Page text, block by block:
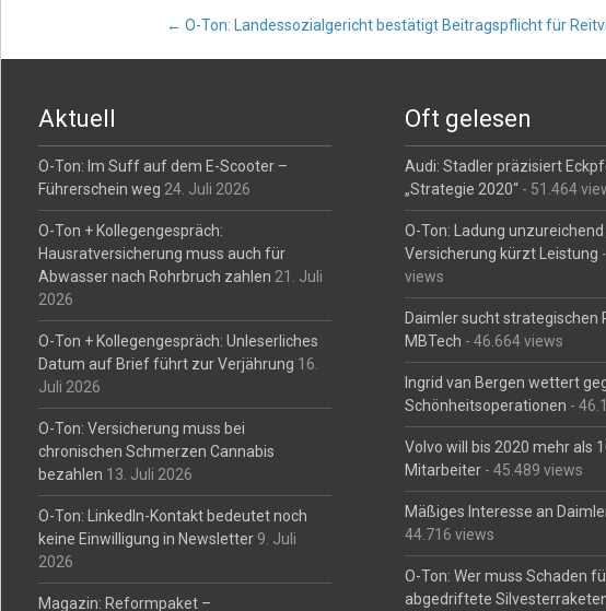
Post
navigation
← O-Ton: Landessozialgericht bestätigt Beitragspflicht für
Aktuell
O-Ton: Im Suff auf dem E-Scooter –
Führerschein weg 24. Juli 2026
O-Ton + Kollegengespräch:
Hausratversicherung muss auch für
Abwasser nach Rohrbruch zahlen 21. Juli
2026
O-Ton + Kollegengespräch: Unleserliches
Datum auf Brief führt zur Verjährung 16.
Juli 2026
O-Ton: Versicherung muss bei
chronischen Schmerzen Cannabis
bezahlen 13. Juli 2026
O-Ton: LinkedIn-Kontakt bedeutet noch
keine Einwilligung in Newsletter 9. Juli
2026
Magazin: Reformpaket –
Oft gelesen
Audi: Stadler präzisiert
„Strategie 2020“ - 51.464
O-Ton: Ladung
Versicherung kürzt Leistung
views
Daimler sucht strategischen
MBTech - 46.664 views
Ingrid van Bergen wettert
Schönheitsoperationen -
Volvo will bis 2020 mehr als
Mitarbeiter - 45.489 views
Mäßiges Interesse an
44.716 views
O-Ton: Wer muss Schaden
abgedriftete